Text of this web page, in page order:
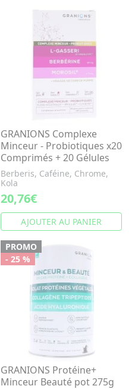
GRANIONS Complexe
Minceur - Probiotiques x20
Comprimés + 20 Gélules
Berberis, Caféine, Chrome,
Kola
20,76€
AJOUTER AU PANIER
PROMO
- 25 %
GRANIONS Protéine+
Minceur Beauté pot 275g